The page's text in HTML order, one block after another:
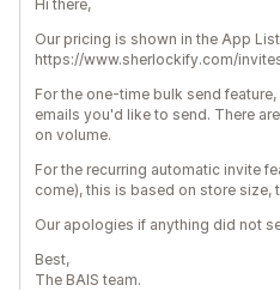
Hi there,
Our pricing is shown in the App
https://www.sherlockify.com/
For the one-time bulk send
emails you'd like to send. There
on volume.
For the recurring automatic invite
come), this is based on store size,
Our apologies if anything did not
Best,
The BAIS team.